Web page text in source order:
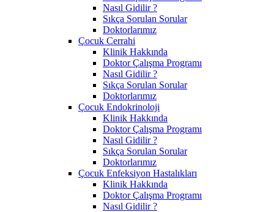
Nasıl Gidilir ?
Sıkça Sorulan Sorular
Doktorlarımız
Çocuk Cerrahi
Klinik Hakkında
Doktor Çalışma Programı
Nasıl Gidilir ?
Sıkça Sorulan Sorular
Doktorlarımız
Çocuk Endokrinoloji
Klinik Hakkında
Doktor Çalışma Programı
Nasıl Gidilir ?
Sıkça Sorulan Sorular
Doktorlarımız
Çocuk Enfeksiyon Hastalıkları
Klinik Hakkında
Doktor Çalışma Programı
Nasıl Gidilir ?